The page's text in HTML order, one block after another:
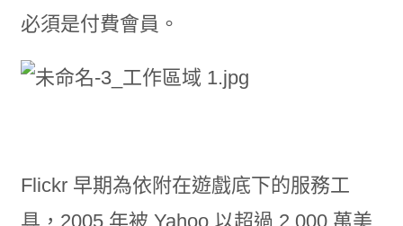
必須是付費會員。
Flickr 早期為依附在遊戲底下的服務工
具，2005 年被 Yahoo 以超過 2,000 萬美